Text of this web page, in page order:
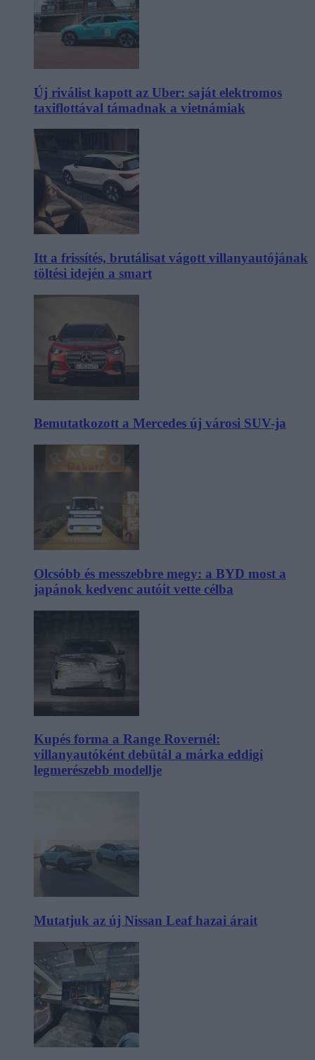
Új riválist kapott az Uber: saját elektromos
taxiflottával támadnak a vietnámiak
Itt a frissítés, brutálisat vágott villanyautójának
töltési idején a smart
Bemutatkozott a Mercedes új városi SUV-ja
Olcsóbb és messzebbre megy: a BYD most a
japánok kedvenc autóit vette célba
Kupés forma a Range Rovernél:
villanyautóként debütál a márka eddigi
legmerészebb modellje
Mutatjuk az új Nissan Leaf hazai árait